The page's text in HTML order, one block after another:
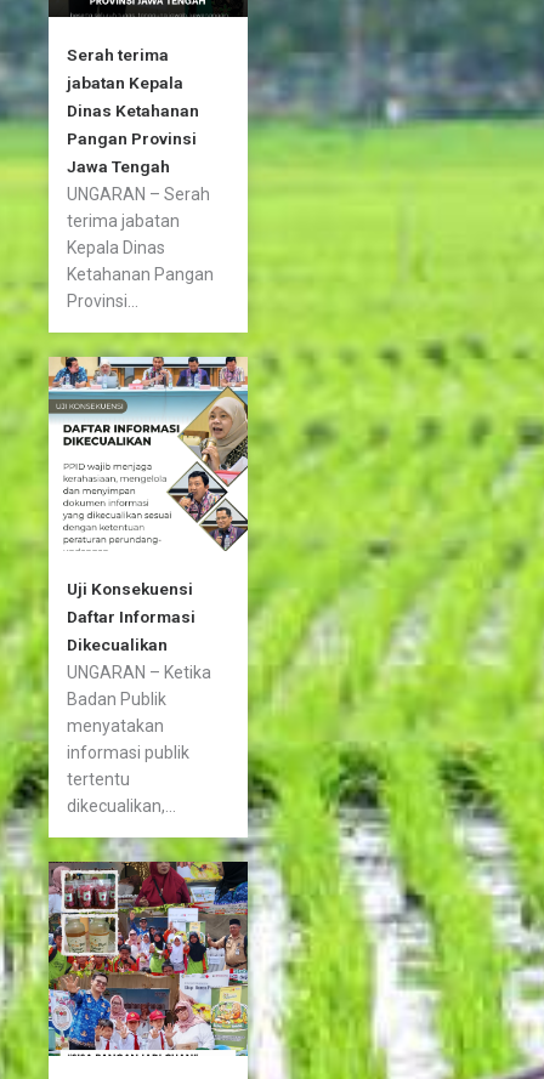
Serah terima
jabatan Kepala
Dinas Ketahanan
Pangan Provinsi
Jawa Tengah
UNGARAN – Serah
terima jabatan
Kepala Dinas
Ketahanan Pangan
Provinsi...
Uji Konsekuensi
Daftar Informasi
Dikecualikan
UNGARAN – Ketika
Badan Publik
menyatakan
informasi publik
tertentu
dikecualikan,...